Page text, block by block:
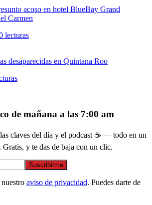
acoso en hotel BlueBay Grand
Carmen
lecturas
desaparecidas en Quintana Roo
de mañana a las 7:00 am
claves del día y el podcast ☕ — todo en un
Gratis, y te das de baja con un clic.
Suscribirme
aviso de privacidad. Puedes darte de